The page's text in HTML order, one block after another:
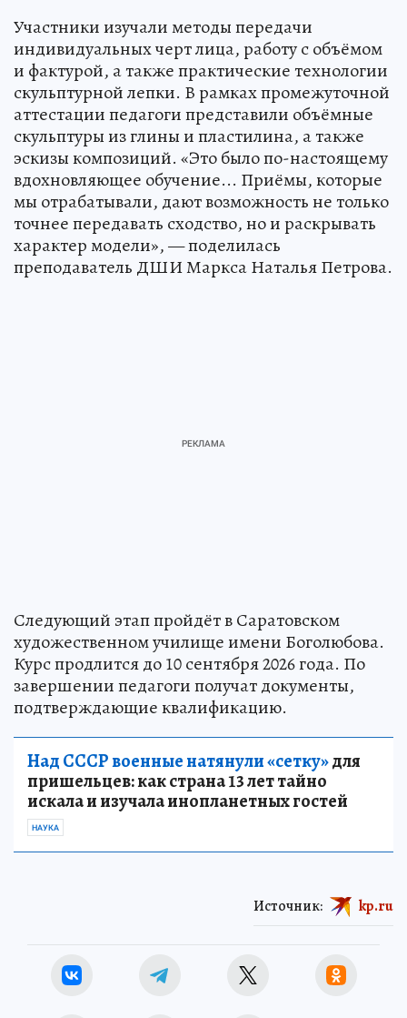
Участники изучали методы передачи
индивидуальных черт лица, работу с объёмом
и фактурой, а также практические технологии
скульптурной лепки. В рамках промежуточной
аттестации педагоги представили объёмные
скульптуры из глины и пластилина, а также
эскизы композиций. «Это было по-настоящему
вдохновляющее обучение... Приёмы, которые
мы отрабатывали, дают возможность не только
точнее передавать сходство, но и раскрывать
характер модели», — поделилась
преподаватель ДШИ Маркса Наталья Петрова.
Следующий этап пройдёт в Саратовском
художественном училище имени Боголюбова.
Курс продлится до 10 сентября 2026 года. По
завершении педагоги получат документы,
подтверждающие квалификацию.
Над СССР военные натянули «сетку»для
пришельцев: как страна 13 лет тайно
искала и изучала инопланетных гостей
НАУКА
Источник: kp.ru